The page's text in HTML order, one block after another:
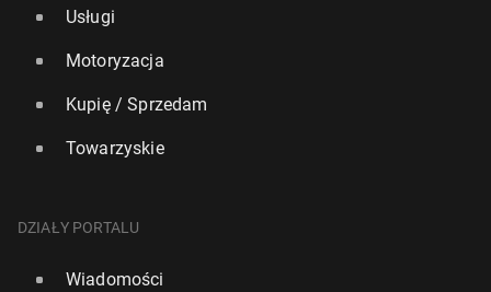
Usługi
Motoryzacja
Kupię / Sprzedam
Towarzyskie
DZIAŁY PORTALU
Wiadomości